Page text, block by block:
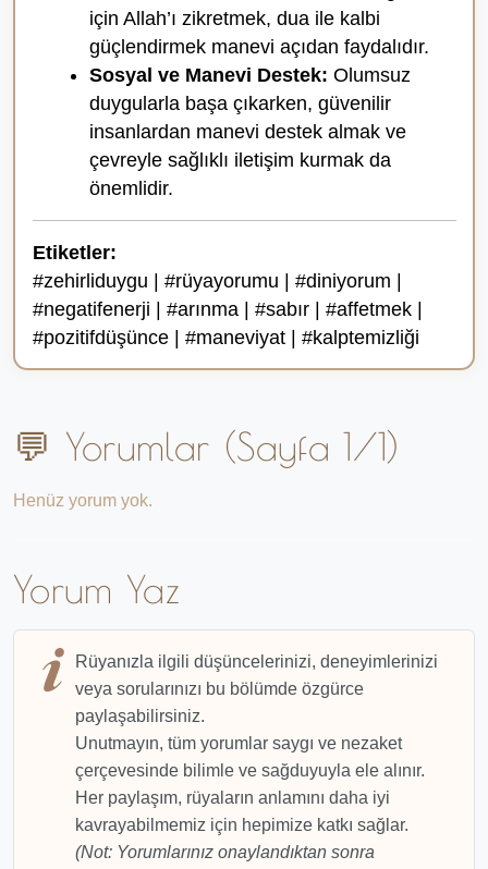
için Allah’ı zikretmek, dua ile kalbi
güçlendirmek manevi açıdan faydalıdır.
Sosyal ve Manevi Destek: Olumsuz
duygularla başa çıkarken, güvenilir
insanlardan manevi destek almak ve
çevreyle sağlıklı iletişim kurmak da
önemlidir.
Etiketler:
#zehirliduygu | #rüyayorumu | #diniyorum |
#negatifenerji | #arınma | #sabır | #affetmek |
#pozitifdüşünce | #maneviyat | #kalptemizliği
💬 Yorumlar (Sayfa 1/1)
Henüz yorum yok.
Yorum Yaz
Rüyanızla ilgili düşüncelerinizi, deneyimlerinizi
veya sorularınızı bu bölümde özgürce
paylaşabilirsiniz.
Unutmayın, tüm yorumlar saygı ve nezaket
çerçevesinde bilimle ve sağduyuyla ele alınır.
Her paylaşım, rüyaların anlamını daha iyi
kavrayabilmemiz için hepimize katkı sağlar.
(Not: Yorumlarınız onaylandıktan sonra